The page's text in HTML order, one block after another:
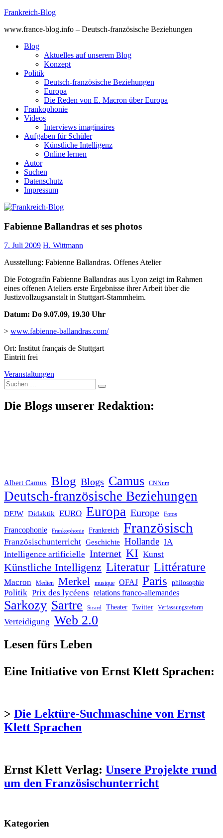
Skip
content
Frankreich-Blog
www.france-blog.info – Deutsch-französische Beziehungen
Blog
Aktuelles auf unserem Blog
Konzept
Politik
Deutsch-französische Beziehungen
Europa
Die Reden von E. Macron über Europa
Frankophonie
Videos
Interviews imaginaires
Aufgaben für Schüler
Künstliche Intelligenz
Online lernen
Autor
Suchen
Datenschutz
Impressum
Fabienne Ballandras et ses photos
7. Juli 2009 H. Wittmann
Ausstellung: Fabienne Ballandras. Offenes Atelier
Die Fotografin Fabienne Ballandras aus Lyon zeigt im Rahmen
eines offenen Ateliers erste Ergebnisse ihrer Arbeit über die
Justizvollzugsanstalt in Stuttgart-Stammheim.
Datum: Do 9.07.09, 19.30 Uhr
> www.fabienne-ballandras.com/
Ort: Institut français de Stuttgart
Eintritt frei
Veranstaltungen
Suche
nach:
Die Blogs unserer Redaktion:
Albert Camus Blog Blogs Camus CNNum
Deutsch-französische Beziehungen
DFJW Didaktik EURO Europa Europe Fotos
Francophonie Frankophonie Frankreich Französisch
Französischunterricht Geschichte Hollande IA
Intelligence artificielle Internet KI Kunst
Künstliche Intelligenz Literatur Littérature
Macron Medien Merkel musique OFAJ Paris philosophie
Politik Prix des lycéens relations franco-allemandes
Sarkozy Sartre Sicard Theater Twitter Verfassungsreform
Verteidigung Web 2.0
Lesen fürs Leben
Eine Initiative von Ernst Klett Sprachen:
> Die Lektüre-Suchmaschine von Ernst
Klett Sprachen
Ernst Klett Verlag: Unsere Projekte rund
um den Französischunterricht
Kategorien